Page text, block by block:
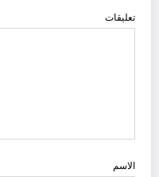
تعليقات
الاسم